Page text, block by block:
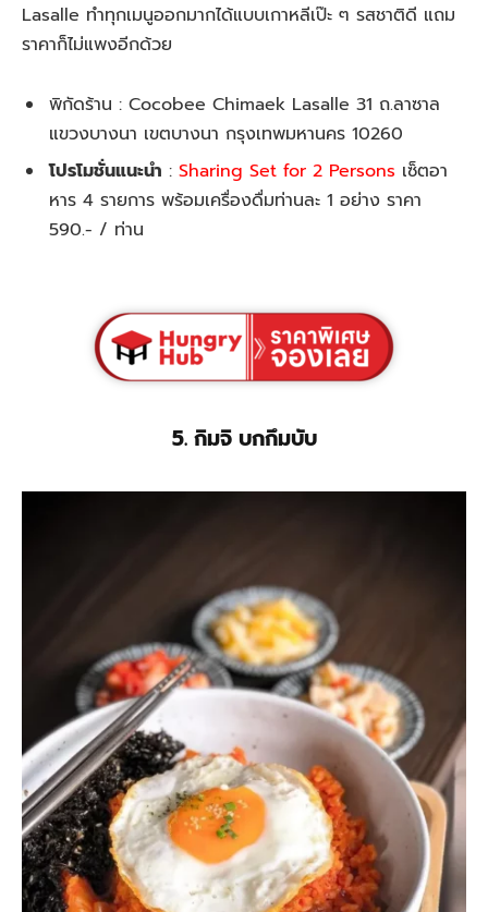
Lasalle ทำทุกเมนูออกมากได้แบบเกาหลีเป๊ะ ๆ รสชาติดี แถม
ราคาก็ไม่แพงอีกด้วย
พิกัดร้าน : Cocobee Chimaek Lasalle 31 ถ.ลาซาล
แขวงบางนา เขตบางนา กรุงเทพมหานคร 10260
โปรโมชั่นแนะนำ : Sharing Set for 2 Persons เซ็ตอา
หาร 4 รายการ พร้อมเครื่องดื่มท่านละ 1 อย่าง ราคา
590.- / ท่าน
5. กิมจิ บกกึมบับ